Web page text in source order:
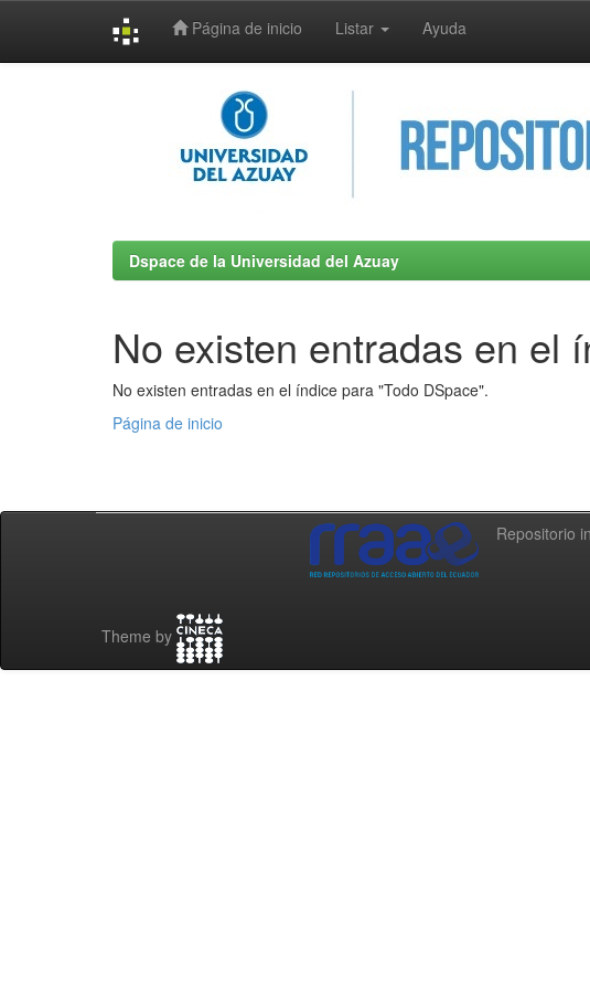
Página de inicio Listar Ayuda
Dspace de la Universidad del Azuay
No existen entradas en el
No existen entradas en el índice para "Todo DSpace".
Página de inicio
Repositorio
Theme by